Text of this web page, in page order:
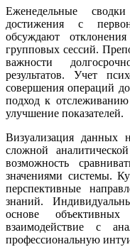
Еженедельные
достижения с
обсуждают
групповых сессий.
важности
результатов. Учет
совершения операций
подход к отслеживанию
улучшение показателей.
Визуализация данных
сложной
возможность
значениями системы.
перспективные
знаний.
основе
взаимодействие с
профессиональную